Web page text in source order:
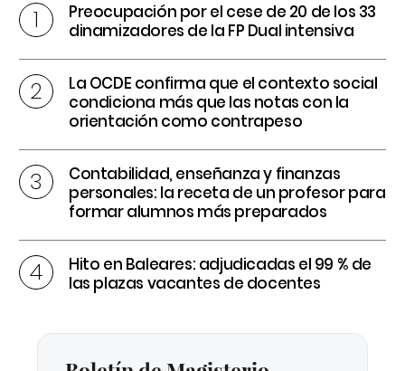
Preocupación por el cese de 20 de los 33
dinamizadores de la FP Dual intensiva
La OCDE confirma que el contexto social
condiciona más que las notas con la
orientación como contrapeso
Contabilidad, enseñanza y finanzas
personales: la receta de un profesor para
formar alumnos más preparados
Hito en Baleares: adjudicadas el 99 % de
las plazas vacantes de docentes